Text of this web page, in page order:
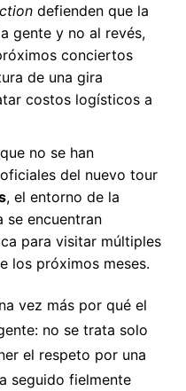
defienden que la
gente y no al revés,
conciertos
de una gira
costos logísticos a
no se han
del nuevo tour
, el entorno de la
se encuentran
para visitar múltiples
los próximos meses.
vez más por qué el
no se trata solo
el respeto por una
seguido fielmente